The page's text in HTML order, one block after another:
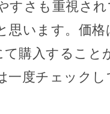
すさも重視さ
思います。価格
購入すること
一度チェック